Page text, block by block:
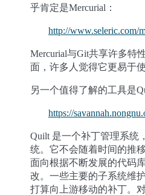
乎肯定是Mercurial：
http://www.seleric.com/
Mercurial与Git共享许多特
面，许多人觉得它更易于使
另一个值得了解的工具是
https://
Quilt 是一个补丁管理系统
统。它不会随着时间的推
面向根据不断发展的代码
改。一些主要的子系统维
打算向上游移动的补丁。